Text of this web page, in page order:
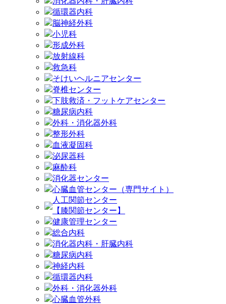
循環器内科
脳神経外科
小児科
形成外科
放射線科
救急科
そけいヘルニアセンター
脊椎センター
下肢救済・フットケアセンター
糖尿病内科
外科・消化器外科
整形外科
血液凝固科
泌尿器科
麻酔科
消化器センター
心臓血管センター（専門サイト）
人工関節センター
【膝関節センター】
健康管理センター
総合内科
消化器内科・肝臓内科
糖尿病内科
神経内科
循環器内科
外科・消化器外科
心臓血管外科